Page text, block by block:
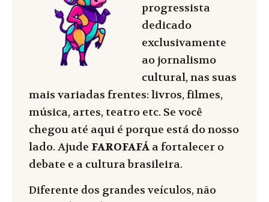
progressista
dedicado
exclusivamente
ao jornalismo
cultural, nas suas
mais variadas frentes: livros, filmes,
música, artes, teatro etc. Se você
chegou até aqui é porque está do nosso
lado. Ajude FAROFAFÁ a fortalecer o
debate e a cultura brasileira.
Diferente dos grandes veículos, não